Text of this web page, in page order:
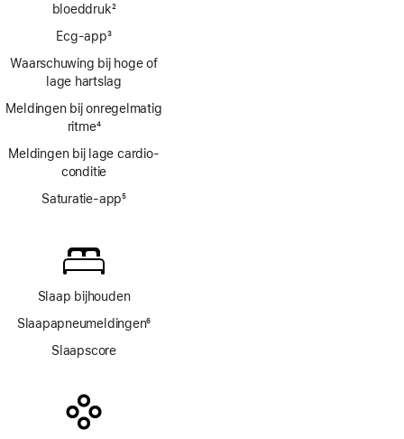
bloeddruk2
Ecg‑app3
Waarschuwing bij hoge of
lage hartslag
Meldingen bij onregelmatig
ritme4
Meldingen bij lage cardio­
conditie
Saturatie-app5
Slaap bijhouden
Slaapapneumeldingen6
Slaapscore